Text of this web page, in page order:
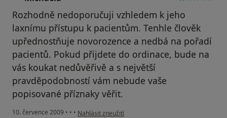
Rozhodně nedoporučuji vzhledem k jeho
laxnímu přístupu k pacientům. Tenhle člověk
upřednostňuje novorozence a nedbá na pořadí
pacientů. Pokud přijdete do ordinace, bude na
vás koukat nedůvěřivě a s největší
pravděpodobností vám nebude vaše
popisované příznaky věřit.
10. července 2009 • • • podle názoru uživatele Michaela
Nahlásit zneužití